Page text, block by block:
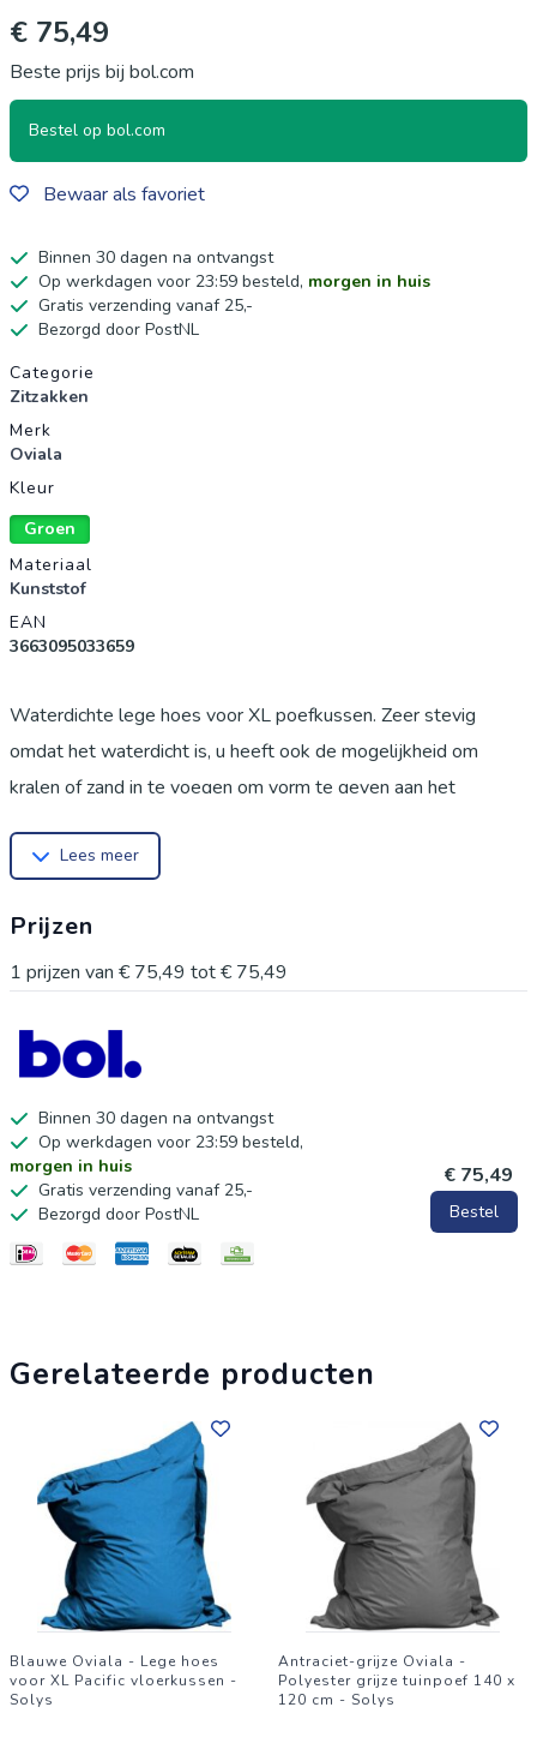
€ 75,49
Beste prijs bij bol.com
Bestel op bol.com
Bewaar als favoriet
Binnen 30 dagen na ontvangst
Op werkdagen voor 23:59 besteld, morgen in huis
Gratis verzending vanaf 25,-
Bezorgd door PostNL
Productgegevens
Categorie
Zitzakken
Merk
Oviala
Kleur
Groen
Materiaal
Kunststof
EAN
3663095033659
Waterdichte lege hoes voor XL poefkussen. Zeer stevig
omdat het waterdicht is, u heeft ook de mogelijkheid om
kralen of zand in te voegen om vorm te geven aan het
om op te hangen en ruimte te besparen bij het opbergen van
slaapkamer of speelkamer, kies een waterdichte lege XL
poefhoes om uw bestaande hoes te vervangen en opnieuw te
kunt verplaatsen.
De kleur kan lichter of donkerder lijken op de foto's in de
omgeving. Voor een nauwkeurigere weergave, raadpleeg het
artikel op een witte achtergrond.
Kenmerken van de lege XL poefhoes:
Waterdicht
Pakket : 1 doos
Gewicht: 1 kg
Lees meer
Prijzen
1 prijzen van € 75,49 tot€ 75,49
Binnen 30 dagen na ontvangst
Op werkdagen voor 23:59 besteld,
morgen in huis
Gratis verzending vanaf 25,-
Bezorgd door PostNL
€ 75,49
Bestel
Gerelateerde producten
Blauwe Oviala - Lege hoes
voor XL Pacific vloerkussen -
Solys
Antraciet-grijze Oviala -
Polyester grijze tuinpoef 140 x
120 cm - Solys